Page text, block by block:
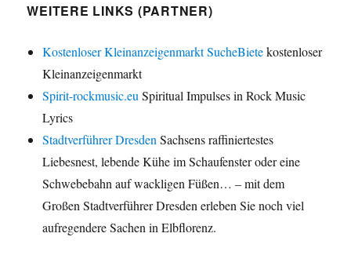
WEITERE LINKS (PARTNER)
Kostenloser Kleinanzeigenmarkt SucheBietekostenloser
Kleinanzeigenmarkt
Spirit-rockmusic.eu Spiritual Impulses in Rock Music
Lyrics
Stadtverführer Dresden Sachsens raffiniertestes
Liebesnest, lebende Kühe im Schaufenster oder eine
Schwebebahn auf wackligen Füßen… – mit dem
Großen Stadtverführer Dresden erleben Sie noch viel
aufregendere Sachen in Elbflorenz.